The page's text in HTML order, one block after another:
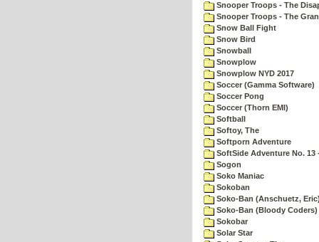
Snooper Troops - The
Snooper Troops - The
Snow Ball Fight
Snow Bird
Snowball
Snowplow
Snowplow NYD 2017
Soccer (Gamma Software)
Soccer Pong
Soccer (Thorn EMI)
Softball
Softoy, The
Softporn Adventure
SoftSide Adventure No. 13
Sogon
Soko Maniac
Sokoban
Soko-Ban (Anschuetz,
Soko-Ban (Bloody Coders)
Sokobar
Solar Star